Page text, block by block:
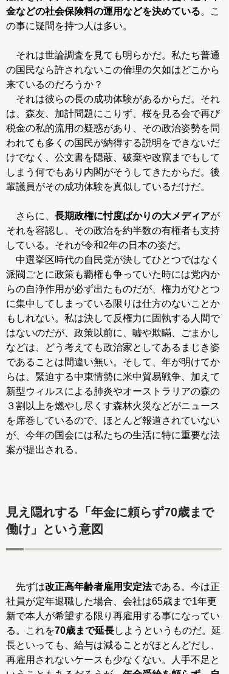
金などの社会保険料の運用などを決めている。こ
の事に疑問を持つ人は多い。
それは世論調査を見ても明らかだ。私たち普通
の国民なら許されないこの倫理の欠如はどこから
来ているのだろうか？
それは彼らの長の成功体験があるからだ。それ
は、森友、加計問題にこりず、桜を見る会で再び
税金の私的流用の疑惑があり、その政治姿勢を問
われても多くの国民が納得する説明をできないだ
けでなく、公文書を隠蔽、破棄や改竄までもして
しまう何でもあり内閣がそうしてきたからだ。後
輩議員がその成功体験を真似しているだけだ。
さらに、 長期政権に忖度ばかりの大メディアが
それを容認し、その政治を約半数の有権者も支持
している。それが令和2年の日本の姿だ。
中選挙区時代の自民党が決してひとつではなく
派閥ごとに政策も覇権も争っていた時には党内か
らの自浄作用が必ず出たものだが、権力がひとつ
に集中してしまっている限りは仕方のないことか
もしれない。私は決して反権力に固執する人間で
はないのだが、政策以前に、嘘や欺瞞、ごまかし
などは、どう考えても政治家としてあるまじき姿
であることは間違い無い。そして、年が明けてか
らは、緊迫する中東情勢に米中貿易戦争、加えて
新型ウィルスによる肺炎やオーストラリアの森の
３割以上を燃やし尽くす森林火災などがニュース
を席巻しているので、ほとんど報道されていない
が、今年の国会には私たちの生活に特に重要な法
案が提出される。
見え隠れする「年金に頼らず70歳まで
働け」という意図
先ずは改正高年齢者雇用安定法である。今は正
社員が定年退職した場合、会社は65歳まで1年更
新で本人が希望する限り再雇用する事になってい
る。これを70歳まで延長しようというものだ。延
長といっても、給与は減ることがほとんどだし、
再雇用されないケースも少なくない。人手不足と